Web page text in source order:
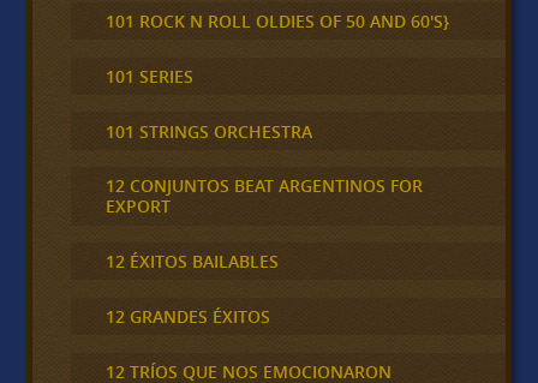
101 ROCK N ROLL OLDIES OF 50 AND 60'S}
101 SERIES
101 STRINGS ORCHESTRA
12 CONJUNTOS BEAT ARGENTINOS FOR
EXPORT
12 ÉXITOS BAILABLES
12 GRANDES ÉXITOS
12 TRÍOS QUE NOS EMOCIONARON